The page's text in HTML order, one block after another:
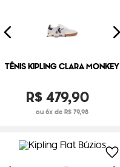
TÊNIS KIPLING CLARA MONKEY
R$479,90
ou 6x de R$ 79,98